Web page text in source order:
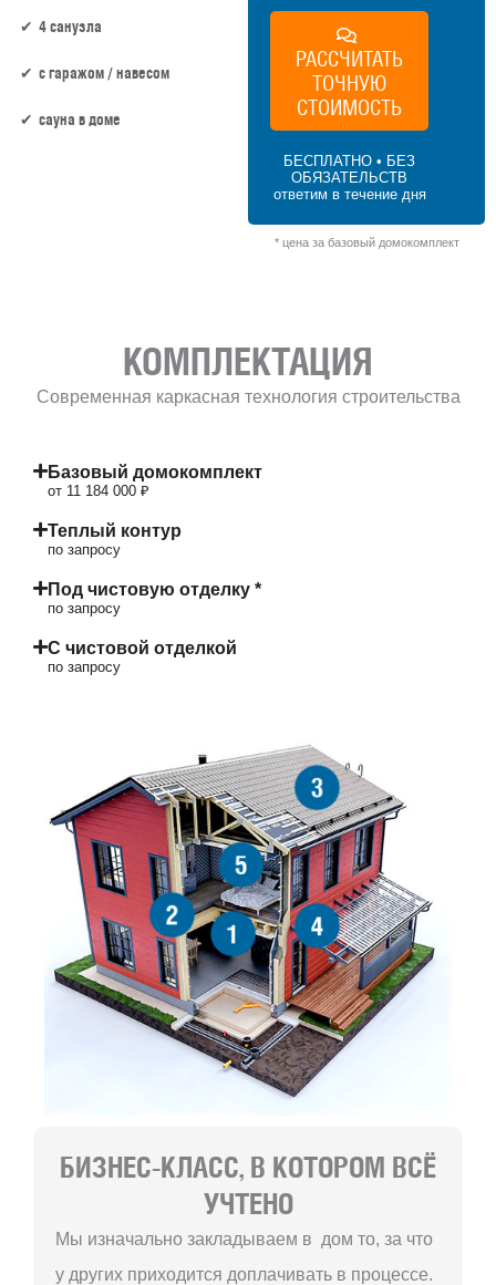
4 санузла
c гаражом / навесом
сауна в доме
РАССЧИТАТЬ
ТОЧНУЮ
СТОИМОСТЬ
БЕСПЛАТНО • БЕЗ
ОБЯЗАТЕЛЬСТВ
ответим в течение дня
* цена за базовый домокомплект
КОМПЛЕКТАЦИЯ
Современная каркасная технология строительства
Базовый домокомплект
от 11 184 000 ₽
Теплый контур
по запросу
Под чистовую отделку *
по запросу
С чистовой отделкой
по запросу
1
2
3
4
5
БИЗНЕС-КЛАСС, В КОТОРОМ ВСЁ
УЧТЕНО
Мы изначально закладываем в дом то, за что
у других приходится доплачивать в процессе.